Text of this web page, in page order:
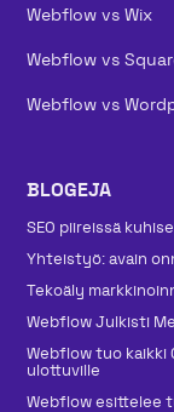
Webflow vs Wix
Webflow vs
Webflow vs
BLOGEJA
SEO piireissä
Yhteistyö: avain
Tekoäly
Webflow Julkisti
Webflow tuo kaikki
ulottuville
Webflow esittelee